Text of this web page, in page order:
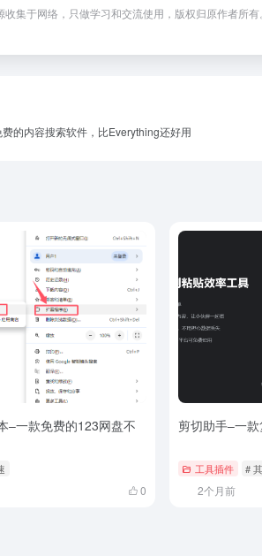
收集于网络，只做学习和交流使用，版权归原作者所
的内容搜索软件，比Everything还好用
–一款免费的123网盘不
0
剪切助手–一
工具插件 #
2个月前